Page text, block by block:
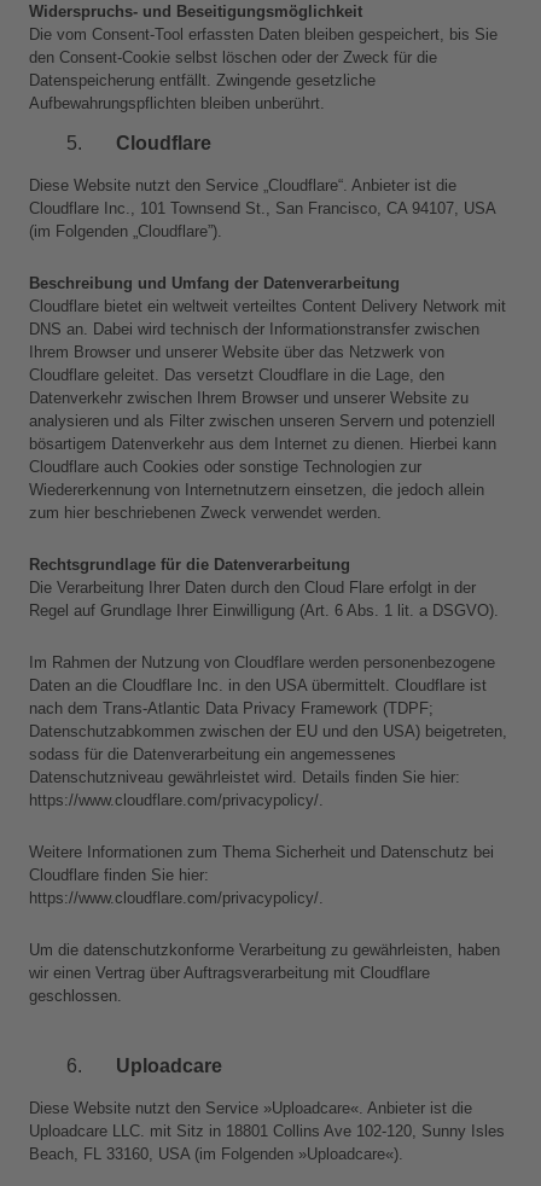
Widerspruchs- und Beseitigungsmöglichkeit
Die vom Consent-Tool erfassten Daten bleiben gespeichert, bis Sie
den Consent-Cookie selbst löschen oder der Zweck für die
Datenspeicherung entfällt. Zwingende gesetzliche
Aufbewahrungspflichten bleiben unberührt.
Cloudflare
Diese Website nutzt den Service „Cloudflare“. Anbieter ist die
Cloudflare Inc., 101 Townsend St., San Francisco, CA 94107, USA
(im Folgenden „Cloudflare”).
Beschreibung und Umfang der Datenverarbeitung
Cloudflare bietet ein weltweit verteiltes Content Delivery Network mit
DNS an. Dabei wird technisch der Informationstransfer zwischen
Ihrem Browser und unserer Website über das Netzwerk von
Cloudflare geleitet. Das versetzt Cloudflare in die Lage, den
Datenverkehr zwischen Ihrem Browser und unserer Website zu
analysieren und als Filter zwischen unseren Servern und potenziell
bösartigem Datenverkehr aus dem Internet zu dienen. Hierbei kann
Cloudflare auch Cookies oder sonstige Technologien zur
Wiedererkennung von Internetnutzern einsetzen, die jedoch allein
zum hier beschriebenen Zweck verwendet werden.
Rechtsgrundlage für die Datenverarbeitung
Die Verarbeitung Ihrer Daten durch den Cloud Flare erfolgt in der
Regel auf Grundlage Ihrer Einwilligung (Art. 6 Abs. 1 lit. a DSGVO).
Im Rahmen der Nutzung von Cloudflare werden personenbezogene
Daten an die Cloudflare Inc. in den USA übermittelt. Cloudflare ist
nach dem Trans-Atlantic Data Privacy Framework (TDPF;
Datenschutzabkommen zwischen der EU und den USA) beigetreten,
sodass für die Datenverarbeitung ein angemessenes
Datenschutzniveau gewährleistet wird. Details finden Sie hier:
https://www.cloudflare.com/privacypolicy/.
Weitere Informationen zum Thema Sicherheit und Datenschutz bei
Cloudflare finden Sie hier:
https://www.cloudflare.com/privacypolicy/.
Um die datenschutzkonforme Verarbeitung zu gewährleisten, haben
wir einen Vertrag über Auftragsverarbeitung mit Cloudflare
geschlossen.
Uploadcare
Diese Website nutzt den Service »Uploadcare«. Anbieter ist die
Uploadcare LLC. mit Sitz in 18801 Collins Ave 102-120, Sunny Isles
Beach, FL 33160, USA (im Folgenden »Uploadcare«).